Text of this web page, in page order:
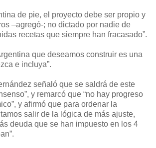
de pie, el proyecto debe ser propio y
–agregó-; no dictado por nadie de
recetas que siempre han fracasado”.
que deseamos construir es una
e incluya”.
señaló que se saldrá de este
y remarcó que “no hay progreso
y afirmó que para ordenar la
salir de la lógica de más ajuste,
deuda que se han impuesto en los 4